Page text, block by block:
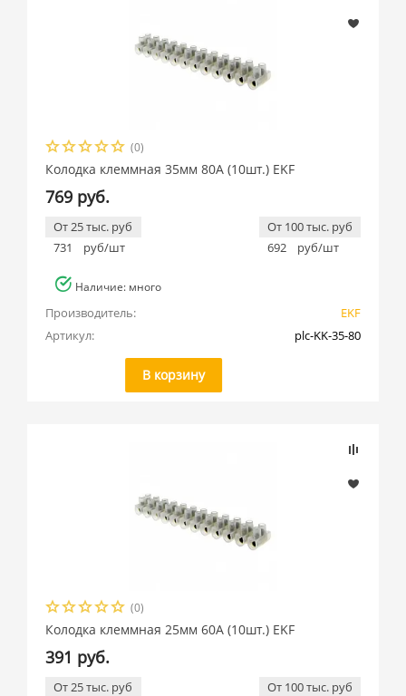
(0)
Колодка клеммная 35мм 80А (10шт.) EKF
769 руб.
От 25 тыс. руб
731
руб/шт
От 100 тыс. руб
692
руб/шт
Наличие: много
Производитель:
EKF
Артикул:
plc-KK-35-80
В корзину
(0)
Колодка клеммная 25мм 60А (10шт.) EKF
391 руб.
От 25 тыс. руб
От 100 тыс. руб